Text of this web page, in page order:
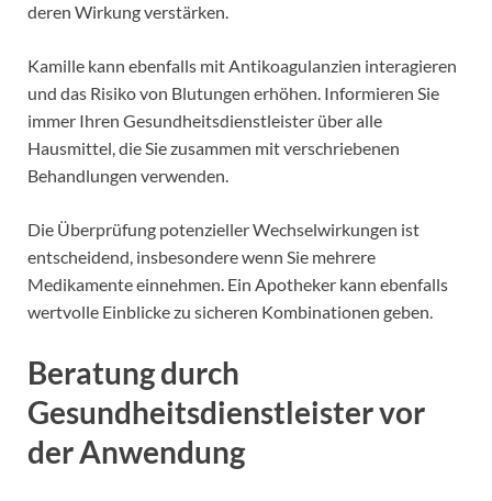
deren Wirkung verstärken.
Kamille kann ebenfalls mit Antikoagulanzien interagieren
und das Risiko von Blutungen erhöhen. Informieren Sie
immer Ihren Gesundheitsdienstleister über alle
Hausmittel, die Sie zusammen mit verschriebenen
Behandlungen verwenden.
Die Überprüfung potenzieller Wechselwirkungen ist
entscheidend, insbesondere wenn Sie mehrere
Medikamente einnehmen. Ein Apotheker kann ebenfalls
wertvolle Einblicke zu sicheren Kombinationen geben.
Beratung durch
Gesundheitsdienstleister vor
der Anwendung